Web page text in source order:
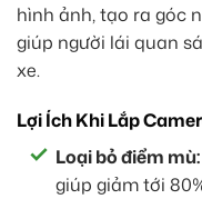
hình ảnh, tạo ra góc
giúp người lái quan
xe.
Lợi Ích Khi Lắp
Loại bỏ điểm mù:
giúp giảm tới